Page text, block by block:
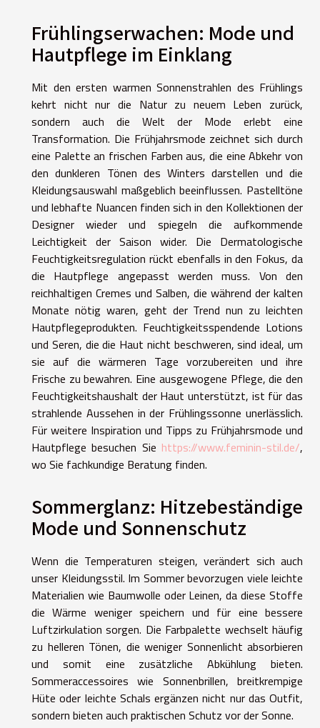
Frühlingserwachen: Mode und
Hautpflege im Einklang
Mit den ersten warmen Sonnenstrahlen des Frühlings
kehrt nicht nur die Natur zu neuem Leben zurück,
sondern auch die Welt der Mode erlebt eine
Transformation. Die Frühjahrsmode zeichnet sich durch
eine Palette an frischen Farben aus, die eine Abkehr von
den dunkleren Tönen des Winters darstellen und die
Kleidungsauswahl maßgeblich beeinflussen. Pastelltöne
und lebhafte Nuancen finden sich in den Kollektionen der
Designer wieder und spiegeln die aufkommende
Leichtigkeit der Saison wider. Die Dermatologische
Feuchtigkeitsregulation rückt ebenfalls in den Fokus, da
die Hautpflege angepasst werden muss. Von den
reichhaltigen Cremes und Salben, die während der kalten
Monate nötig waren, geht der Trend nun zu leichten
Hautpflegeprodukten. Feuchtigkeitsspendende Lotions
und Seren, die die Haut nicht beschweren, sind ideal, um
sie auf die wärmeren Tage vorzubereiten und ihre
Frische zu bewahren. Eine ausgewogene Pflege, die den
Feuchtigkeitshaushalt der Haut unterstützt, ist für das
strahlende Aussehen in der Frühlingssonne unerlässlich.
Für weitere Inspiration und Tipps zu Frühjahrsmode und
Hautpflege besuchen Sie https://www.feminin-stil.de/,
wo Sie fachkundige Beratung finden.
Sommerglanz: Hitzebeständige
Mode und Sonnenschutz
Wenn die Temperaturen steigen, verändert sich auch
unser Kleidungsstil. Im Sommer bevorzugen viele leichte
Materialien wie Baumwolle oder Leinen, da diese Stoffe
die Wärme weniger speichern und für eine bessere
Luftzirkulation sorgen. Die Farbpalette wechselt häufig
zu helleren Tönen, die weniger Sonnenlicht absorbieren
und somit eine zusätzliche Abkühlung bieten.
Sommeraccessoires wie Sonnenbrillen, breitkrempige
Hüte oder leichte Schals ergänzen nicht nur das Outfit,
sondern bieten auch praktischen Schutz vor der Sonne.